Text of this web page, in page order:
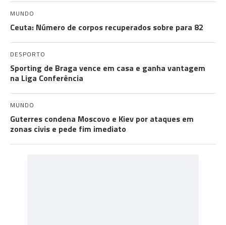
MUNDO
Ceuta: Número de corpos recuperados sobre para 82
DESPORTO
Sporting de Braga vence em casa e ganha vantagem
na Liga Conferência
MUNDO
Guterres condena Moscovo e Kiev por ataques em
zonas civis e pede fim imediato